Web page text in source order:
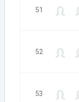
51
52
53